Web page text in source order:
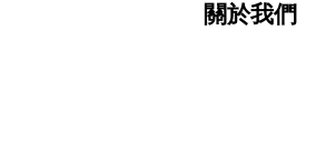
關於我們